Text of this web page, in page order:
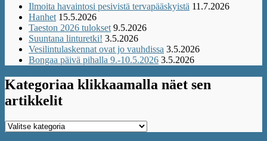
Ilmoita havaintosi pesivistä tervapääskyistä 11.7.2026
Hanhet 15.5.2026
Taeston 2026 tulokset 9.5.2026
Suuntana linturetki! 3.5.2026
Vesilintulaskennat ovat jo vauhdissa 3.5.2026
Bongaa päivä pihalla 9.-10.5.2026 3.5.2026
Kategoriaa klikkaamalla näet sen
artikkelit
Kategoriaa